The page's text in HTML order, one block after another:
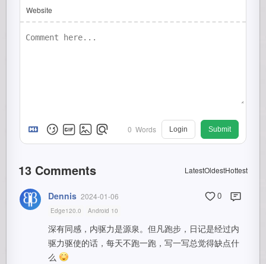
Website
0 Words Login Submit
13 Comments LatestOldestHottest
Dennis 2024-01-06 0
Edge120.0 Android 10
深有同感，内驱力是源泉。但凡跑步，日记是经过内
驱力驱使的话，每天不跑一跑，写一写总觉得缺点什
么